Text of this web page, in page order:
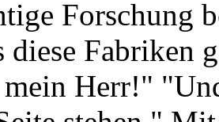
Forschung
diese Fabriken
mein Herr!"